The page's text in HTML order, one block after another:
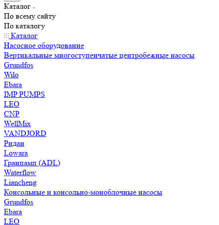
Каталог
По всему сайту
По каталогу
Каталог
Насосное оборудование
Вертикальные многоступенчатые центробежные насосы
Grundfos
Wilo
Ebara
IMP PUMPS
LEO
CNP
WellMix
VANDJORD
Ридан
Lowara
Гранпамп (ADL)
Waterflow
Liancheng
Консольные и консольно-моноблочные насосы
Grundfos
Ebara
LEO